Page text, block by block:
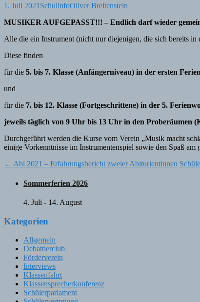
1. Juli 2021 SchulinfoOliver Breitenstein
MUSIKER AUFGEPASST!!! – Endlich darf wieder
Alle die ein Instrument (nicht nur diejenigen, die sich bereits
Diese finden
für die 5. bis 7. Klasse (Anfängerniveau) in der ersten
und
für die 7. bis 12. Klasse (Fortgeschrittene) in der 5.
jeweils täglich von 9 Uhr bis 13 Uhr in den Proberäumen
Durchgeführt werden die Kurse vom Verein „Musik macht
einige Vorkenntnisse im Instrumentenspiel sowie den Spaß am
Post
navigation
← Abi 2021 – Erfahrungsbericht zweier Abiturientinnen
Sommerferien 2026
4. Juli - 14. August
Kategorien
Allgemein
Debattierclub
Förderverein
Interviews
Klassenfahrt
Klassensprecherkonferenz
Schülerparlament